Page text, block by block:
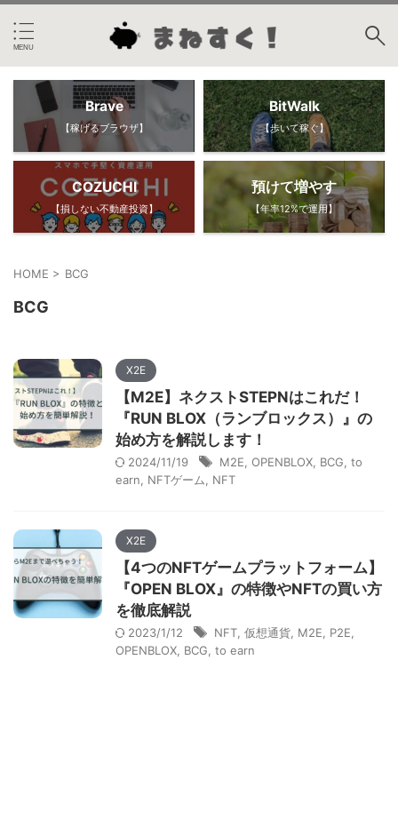
Brave
【稼げるブラウザ】
BitWalk
【歩いて稼ぐ】
COZUCHI
【損しない不動産投資】
預けて増やす
【年率12%で運用】
HOME > BCG
BCG
X2E
【M2E】ネクストSTEPNはこれだ！
『RUN BLOX（ランブロックス）』の
始め方を解説します！
2024/11/19 M2E OPENBLOX BCG to
earn
NFTゲーム NFT
X2E
【4つのNFTゲームプラットフォーム】
『OPEN BLOX』の特徴やNFTの買い方
を徹底解説
2023/1/12 NFT 仮想通貨 M2E P2E
OPENBLOX BCG to earn